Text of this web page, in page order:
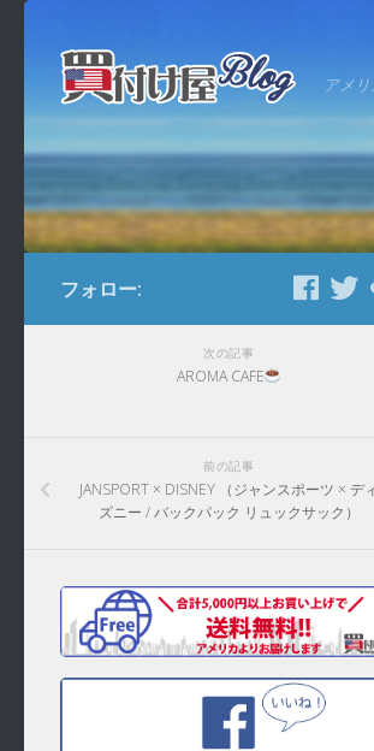
アメ
フォロー:
次の記事
AROMA CAFE
前の記事
JANSPORT × DISNEY （ジャンスポーツ × デ
ズニー / バックパック リュックサック）